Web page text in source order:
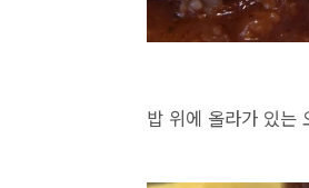
밥 위에 올라가 있는